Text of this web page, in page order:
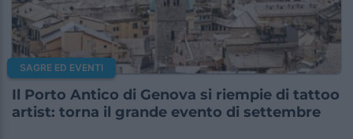
SAGRE ED EVENTI
Il Porto Antico di Genova si riempie di tattoo
artist: torna il grande evento di settembre